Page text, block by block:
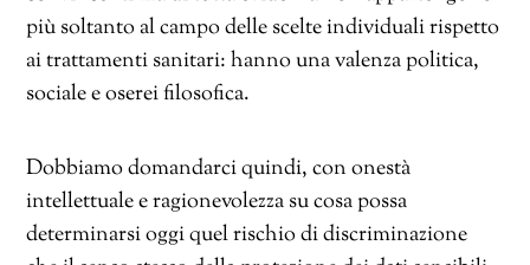
più soltanto al campo delle scelte individuali rispetto
ai trattamenti sanitari: hanno una valenza politica,
sociale e oserei filosofica.
Dobbiamo domandarci quindi, con onestà
intellettuale e ragionevolezza su cosa possa
determinarsi oggi quel rischio di discriminazione